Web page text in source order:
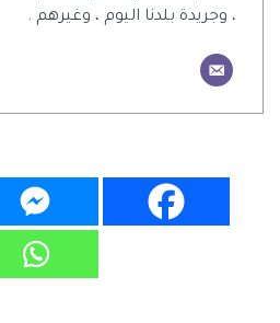
، وجريدة بلدنا اليوم ، وغيرهم .